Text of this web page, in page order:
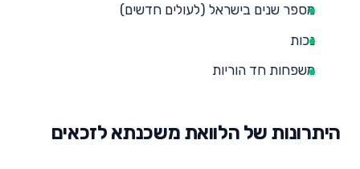
מספר שנים בישראל (לעולים חדשים)
נכות
משפחות חד הוריות
היתרונות של הלוואת משכנתא לזכאים